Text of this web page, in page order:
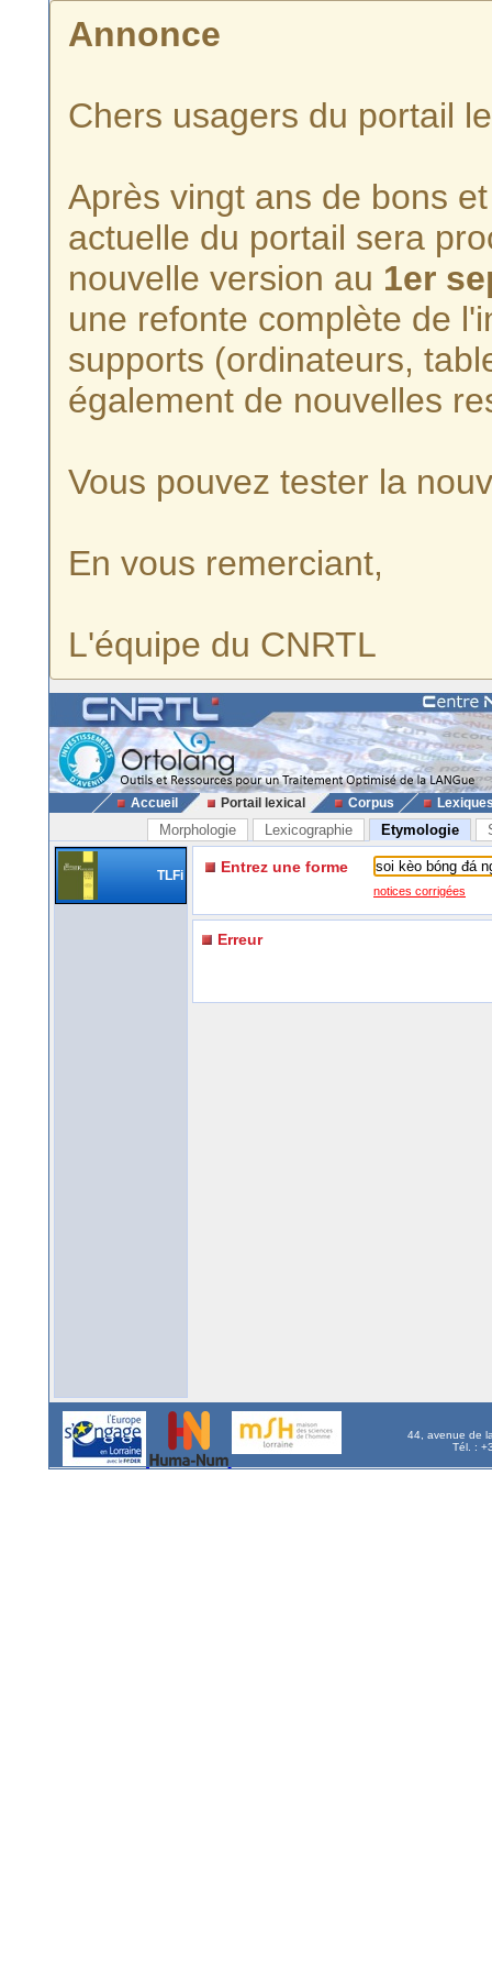
Annonce
Chers usagers du portail
Après vingt ans de bons
actuelle du portail sera
nouvelle version au 1er
une refonte complète de
supports (ordinateurs,
également de nouvelles
Vous pouvez tester la
En vous remerciant,
L'équipe du CNRTL
Accueil Portail lexical Corpus
Morphologie Lexicographie Etymologie
TLFi Entrez une forme
notices corrigées
Erreur
44, avenue de
Tél. :